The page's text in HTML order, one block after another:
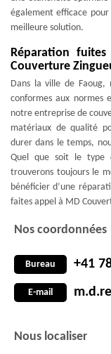
également efficace
meilleure solution.
Réparation
Couverture
Dans la ville de
conformes aux normes
notre entreprise de
matériaux de qualité
durer dans le temps,
Quel que soit le type
trouverons toujours le
bénéficier d’une
faites appel à MD
Nos coordonnées
Bureau +41
E-mail
Nous localiser